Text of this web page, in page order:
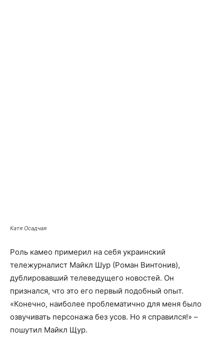
Катя Осадчая
Роль камео примерил на себя украинский
тележурналист Майкл Шур (Роман Винтонив),
дублировавший телеведущего новостей. Он
признался, что это его первый подобный опыт.
«Конечно, наиболее проблематично для меня было
озвучивать персонажа без усов. Но я справился!» –
пошутил Майкл Щур.